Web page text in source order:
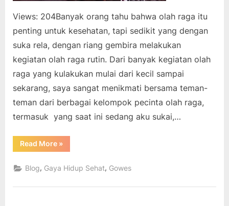
Views: 204Banyak orang tahu bahwa olah raga itu
penting untuk kesehatan, tapi sedikit yang dengan
suka rela, dengan riang gembira melakukan
kegiatan olah raga rutin. Dari banyak kegiatan olah
raga yang kulakukan mulai dari kecil sampai
sekarang, saya sangat menikmati bersama teman-
teman dari berbagai kelompok pecinta olah raga,
termasuk yang saat ini sedang aku sukai,…
Read More“Gampang
untuk
Olah
Raga”
»
Blog, Gaya Hidup Sehat, Gowes